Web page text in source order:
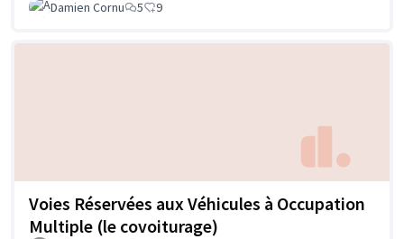
Damien Cornu 5 9
Voies Réservées aux Véhicules à Occupation
Multiple (le covoiturage)